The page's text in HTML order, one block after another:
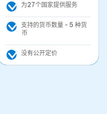
为27个国家提供服务
支持的货币数量 - 5 种货
币
没有公开定价